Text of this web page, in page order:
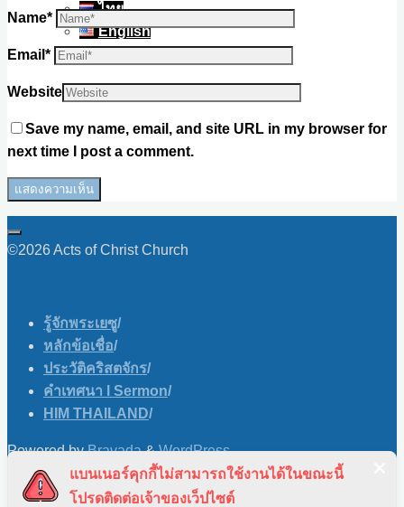
ไทย
English
Name*
Email *
Website
Save my name, email, and site URL in my browser for
next time I post a comment.
©2026 Acts of Christ Church
รู้จักพระเยซู/
หลักข้อเชื่อ/
ประวัติคริสตจักร/
คำเทศนา l Sermon/
HIM THAILAND/
Powered byBravada&WordPress.
Skip to content
Open toolbar
แบนเนอร์คุกกี้ไม่สามารถใช้งานได้ในขณะนี้
โปรดติดต่อเจ้าของเว็ปไซต์